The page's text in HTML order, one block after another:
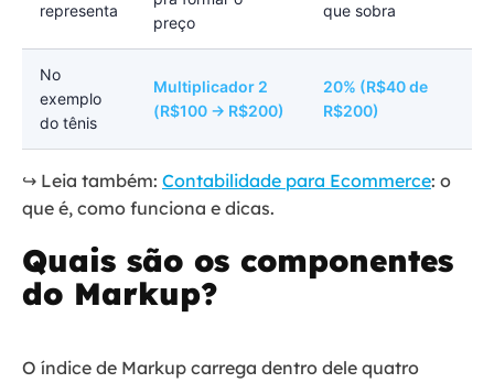
representa
preço
que sobra
No
exemplo
do tênis
Multiplicador 2
(R$100 → R$200)
20% (R$40 de
R$200)
↪️ Leia também: Contabilidade para Ecommerce: o
que é, como funciona e dicas.
Quais são os componentes
do Markup?
O índice de Markup carrega dentro dele quatro